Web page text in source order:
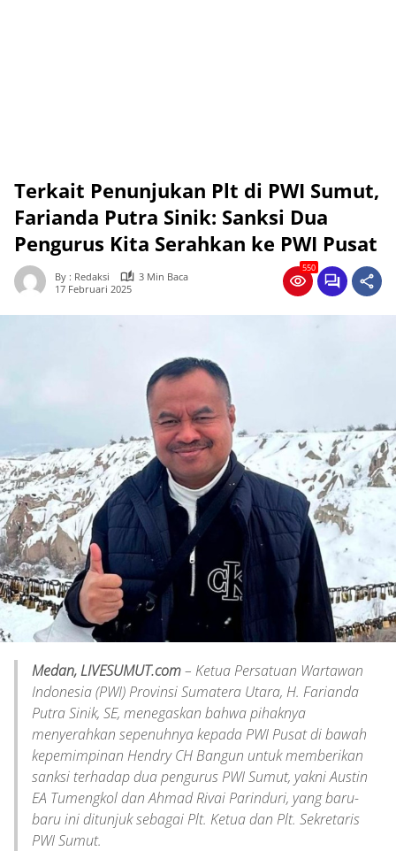
Terkait Penunjukan Plt di PWI Sumut,
Farianda Putra Sinik: Sanksi Dua
Pengurus Kita Serahkan ke PWI Pusat
By : Redaksi
3 Min Baca
17 Februari 2025
550
Medan, LIVESUMUT.com– Ketua Persatuan Wartawan
Indonesia (PWI) Provinsi Sumatera Utara, H. Farianda
Putra Sinik, SE, menegaskan bahwa pihaknya
menyerahkan sepenuhnya kepada PWI Pusat di bawah
kepemimpinan Hendry CH Bangun untuk memberikan
sanksi terhadap dua pengurus PWI Sumut, yakni Austin
EA Tumengkol dan Ahmad Rivai Parinduri, yang baru-
baru ini ditunjuk sebagai Plt. Ketua dan Plt. Sekretaris
PWI Sumut.